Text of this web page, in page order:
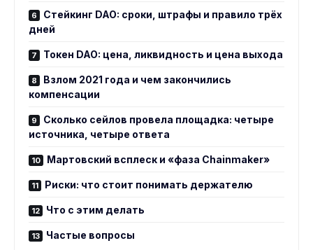
Стейкинг DAO: сроки, штрафы и правило трёх
дней
Токен DAO: цена, ликвидность и цена выхода
Взлом 2021 года и чем закончились
компенсации
Сколько сейлов провела площадка: четыре
источника, четыре ответа
Мартовский всплеск и «фаза Chainmaker»
Риски: что стоит понимать держателю
Что с этим делать
Частые вопросы